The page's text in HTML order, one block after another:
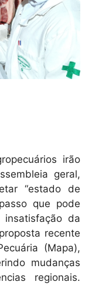
irão
geral,
“estado de
que pode
da
recente
(Mapa),
mudanças
regionais.